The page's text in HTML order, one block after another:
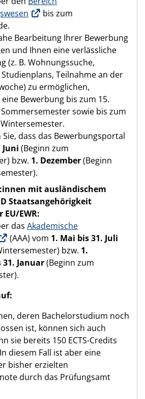
bis zum
Bearbeitung Ihrer Bewerbung
und Ihnen eine verlässliche
(z. B. Wohnungssuche,
Teilnahme an der
zu ermöglichen,
Bewerbung bis zum 15.
sowie bis zum
dass das Bewerbungsportal
Juni (Beginn zum
bzw. 1. Dezember(Beginn
mit ausländischem
Staatsangehörigkeit
EWR:
das Akademische
(AAA) vom 1. Mai bis 31. Juli
bzw. 1.
Januar(Beginn zum
deren Bachelorstudium noch
ist, können sich auch
sie bereits 150 ECTS-Credits
diesem Fall ist aber eine
bisher erzielten
durch das Prüfungsamt